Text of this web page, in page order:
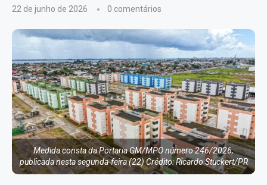
22 de junho de 2026 0 comentários
Medida consta da Portaria GM/MPO número 246/2026,
publicada nesta segunda-feira (22) Crédito: Ricardo Stuckert/PR